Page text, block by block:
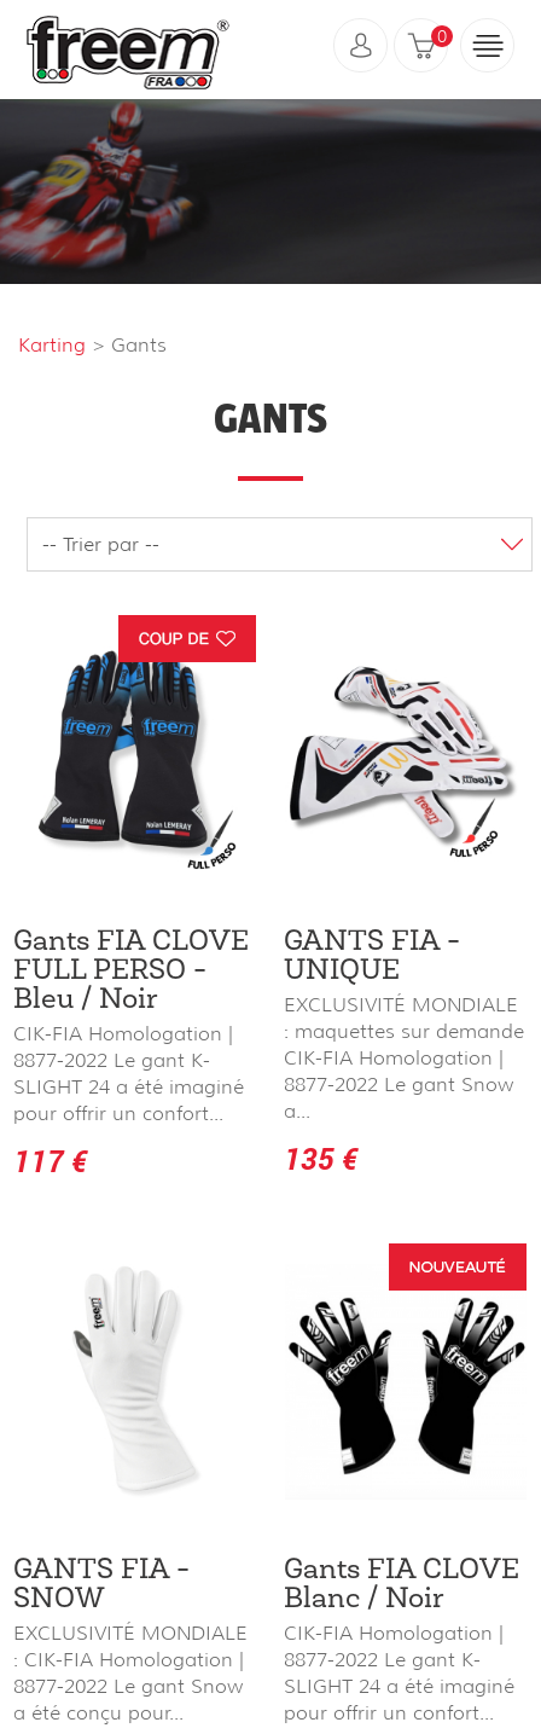
0
Karting > Gants
GANTS
Gants FIA CLOVE
FULL PERSO -
Bleu / Noir
CIK-FIA Homologation |
8877-2022 Le gant K-
SLIGHT 24 a été imaginé
pour offrir un confort...
117 €
GANTS FIA -
UNIQUE
EXCLUSIVITÉ MONDIALE
: maquettes sur demande
CIK-FIA Homologation |
8877-2022 Le gant Snow
a...
135 €
GANTS FIA -
SNOW
EXCLUSIVITÉ MONDIALE
: CIK-FIA Homologation |
8877-2022 Le gant Snow
a été conçu pour...
Gants FIA CLOVE
Blanc / Noir
CIK-FIA Homologation |
8877-2022 Le gant K-
SLIGHT 24 a été imaginé
pour offrir un confort...